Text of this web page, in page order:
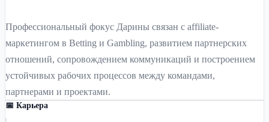
Профессиональный фокус Дарины связан с affiliate-
маркетингом в Betting и Gambling, развитием партнерских
отношений, сопровождением коммуникаций и построением
устойчивых рабочих процессов между командами,
партнерами и проектами.
📅 Карьера